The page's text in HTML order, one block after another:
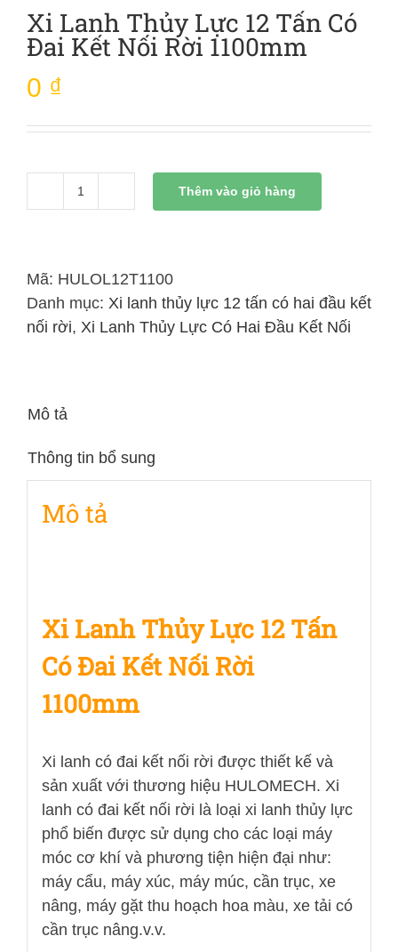
Xi Lanh Thủy Lực 12 Tấn Có
Đai Kết Nối Rời 1100mm
0 ₫
Xi
Lực
12
Tấn
1100mm
lượng
Thêm vào giỏ hàng
Mã: HULOL12T1100
Danh mục: Xi lanh thủy lực 12 tấn có hai đầu kết
nối rời, Xi Lanh Thủy Lực Có Hai Đầu Kết Nối
Mô tả
Thông tin bổ sung
Mô tả
Xi Lanh Thủy Lực 12 Tấn
Có Đai Kết Nối Rời
1100mm
Xi lanh có đai kết nối rời được thiết kế và
sản xuất với thương hiệu HULOMECH. Xi
lanh có đai kết nối rời là loại xi lanh thủy lực
phổ biến được sử dụng cho các loại máy
móc cơ khí và phương tiện hiện đại như:
máy cẩu, máy xúc, máy múc, cần trục, xe
nâng, máy gặt thu hoạch hoa màu, xe tải có
cần trục nâng.v.v.